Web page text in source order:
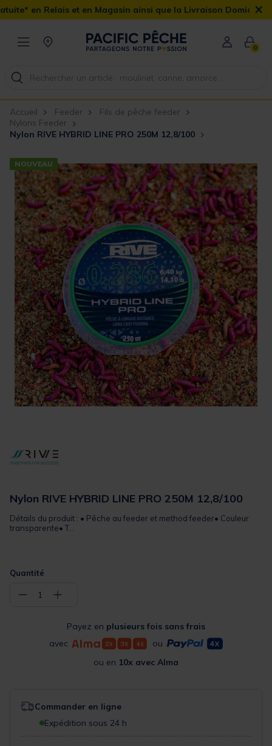
en Magasin ainsi que la Livraison Domicile offerte dès 90€×
0
Accueil Feeder
Fils de pêche feeder
Nylons Feeder
Nylon RIVE HYBRID LINE PRO 250M 12,8/100
NOUVEAU
Nylon RIVE HYBRID LINE PRO 250M 12,8/100
Détails du produit : • Pêche au feeder et method feeder• Couleur
transparente• T...
Quantité
− 1 +
Payez en plusieurs fois sans frais
avec
ou
ou en 10x avec Alma
Commander en ligne
Expédition sous 24 h